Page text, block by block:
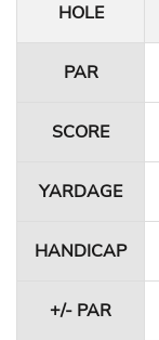
HOLE
PAR
SCORE
YARDAGE
HANDICAP
+/- PAR